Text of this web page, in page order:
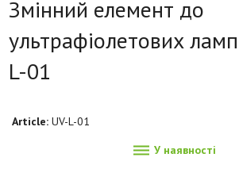
Змінний елемент до
ультрафіолетових
L-01
Article: UV-L-01
 У наявності